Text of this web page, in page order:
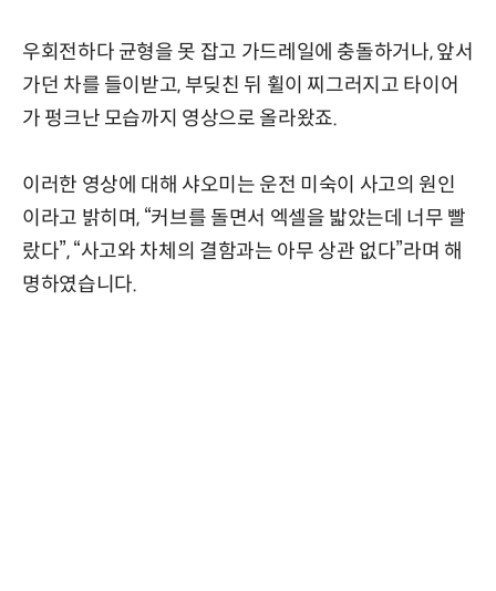
우회전하다 균형을 못 잡고 가드레일에 충돌하거나, 앞서
가던 차를 들이받고, 부딪친 뒤 휠이 찌그러지고 타이어
가 펑크난 모습까지 영상으로 올라왔죠.
이러한 영상에 대해 샤오미는 운전 미숙이 사고의 원인
이라고 밝히며, “커브를 돌면서 엑셀을 밟았는데 너무 빨
랐다”, “사고와 차체의 결함과는 아무 상관 없다”라며 해
명하였습니다.